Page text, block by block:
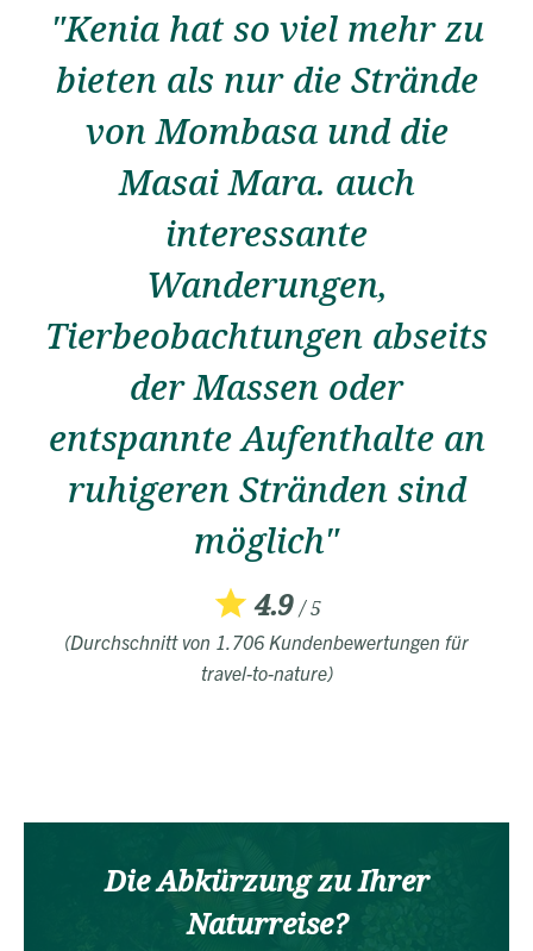
"Kenia hat so viel mehr zu
bieten als nur die Strände
von Mombasa und die
Masai Mara. auch
interessante
Wanderungen,
Tierbeobachtungen abseits
der Massen oder
entspannte Aufenthalte an
ruhigeren Stränden sind
möglich"
4.9/ 5
(Durchschnitt von 1.706 Kundenbewertungen für
travel-to-nature)
Die Abkürzung zu Ihrer
Naturreise?